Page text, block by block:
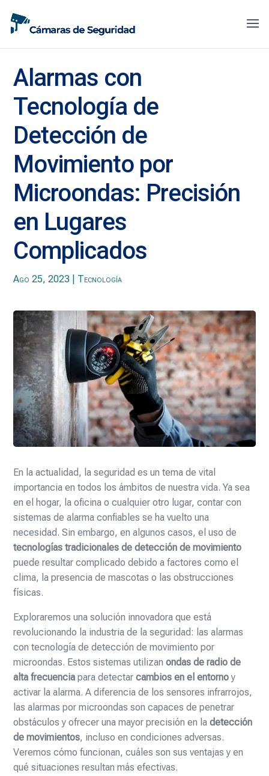
Alarmas con
Tecnología de
Detección de
Movimiento por
Microondas: Precisión
en Lugares
Complicados
Ago 25, 2023 Tecnología
En la actualidad, la seguridad es un tema de vital
importancia en todos los ámbitos de nuestra vida. Ya sea
en el hogar, la oficina o cualquier otro lugar, contar con
sistemas de alarma confiables se ha vuelto una
necesidad. Sin embargo, en algunos casos, el uso de
tecnologías tradicionales de detección de movimiento
puede resultar complicado debido a factores como el
clima, la presencia de mascotas o las obstrucciones
físicas.
Exploraremos una solución innovadora que está
revolucionando la industria de la seguridad: las alarmas
con tecnología de detección de movimiento por
microondas. Estos sistemas utilizanondas de radio de
alta frecuencia para detectarcambios en el entorno y
activar la alarma. A diferencia de los sensores infrarrojos,
las alarmas por microondas son capaces de penetrar
obstáculos y ofrecer una mayor precisión en ladetección
de movimientos, incluso en condiciones adversas.
Veremos cómo funcionan, cuáles son sus ventajas y en
qué situaciones resultan más efectivas.